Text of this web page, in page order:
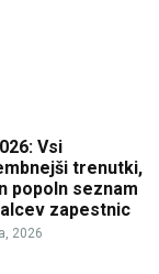
Vsi
trenutki,
popoln seznam
zapestnic
2026